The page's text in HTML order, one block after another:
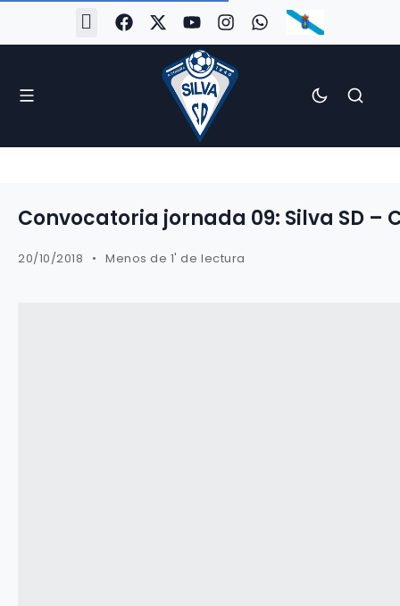
Convocatoria jornada 09: Silva SD –
20/10/2018 Menos de 1' de lectura